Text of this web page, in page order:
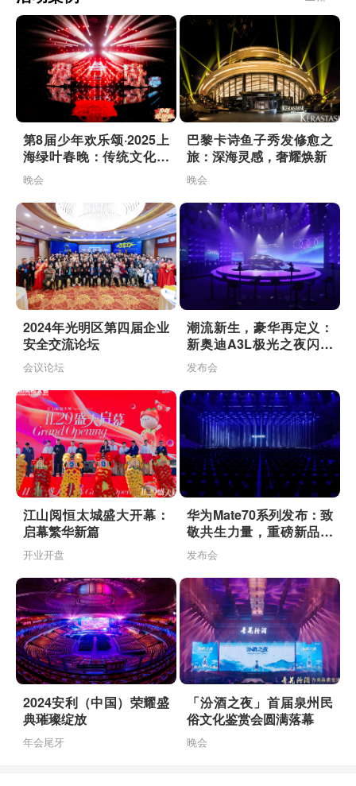
第8届少年欢乐颂·2025上
海绿叶春晚：传统文化与
AI科技的
晚会
巴黎卡诗鱼子秀发修愈之
旅：深海灵感，奢耀焕新
晚会
2024年光明区第四届企业
安全交流论坛
会议论坛
潮流新生，豪华再定义：
新奥迪A3L极光之夜闪耀
登场
发布会
江山阅恒太城盛大开幕：
启幕繁华新篇
开业开盘
华为Mate70系列发布：致
敬共生力量，重磅新品引
领智慧生态
发布会
2024安利（中国）荣耀盛
典璀璨绽放
年会尾牙
「汾酒之夜」首届泉州民
俗文化鉴赏会圆满落幕
晚会